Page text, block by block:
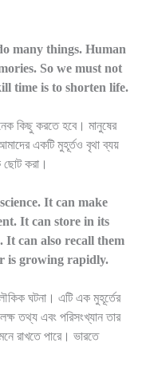
many things. Human
So we must not
time is to shorten life.
কিছু করতে হবে। মানুষের
একটি মুহূর্তও বৃথা ব্যয়
ছোট করা।
It can make
It can store in its
It can also recall them
is growing rapidly.
ঘটনা। এটি এক মুহূর্তের
তথ্য এবং পরিসংখ্যান তার
রাখতে পারে। ভারতে